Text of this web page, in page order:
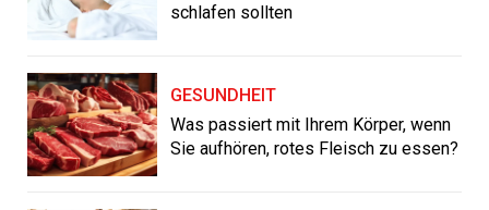
schlafen sollten
GESUNDHEIT
Was passiert mit Ihrem Körper, wenn
Sie aufhören, rotes Fleisch zu essen?